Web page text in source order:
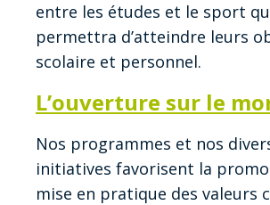
entre les études et le sport
permettra d’atteindre leurs
scolaire et personnel.
L’ouverture sur le
Nos programmes et nos
initiatives favorisent la
mise en pratique des valeurs